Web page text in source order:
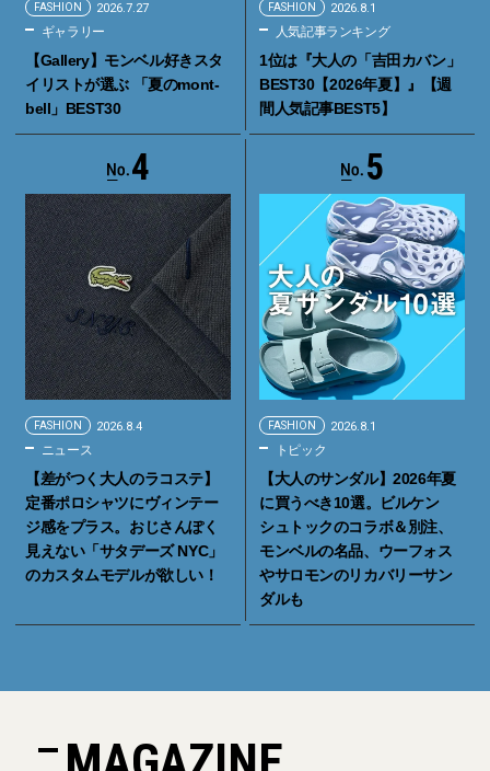
FASHION 2026.7.27
ギャラリー
【Gallery】モンベル好きスタ
イリストが選ぶ 「夏のmont-
bell」BEST30
FASHION 2026.8.1
人気記事ランキング
1位は『大人の「吉田カバン」
BEST30【2026年夏】』【週
間人気記事BEST5】
4
FASHION 2026.8.4
ニュース
【差がつく大人のラコステ】
定番ポロシャツにヴィンテー
ジ感をプラス。おじさんぽく
見えない「サタデーズ NYC」
のカスタムモデルが欲しい！
5
FASHION 2026.8.1
トピック
【大人のサンダル】2026年夏
に買うべき10選。ビルケン
シュトックのコラボ＆別注、
モンベルの名品、ウーフォス
やサロモンのリカバリーサン
ダルも